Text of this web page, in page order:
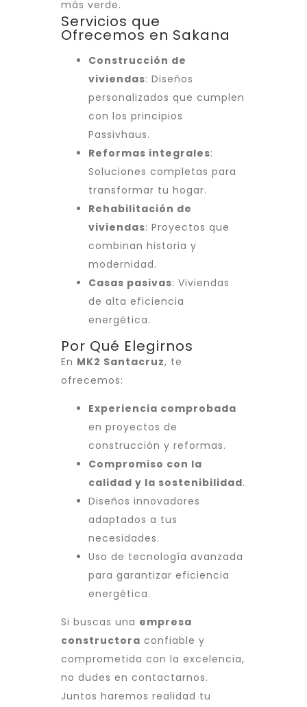
más verde.
Servicios que
Ofrecemos en Sakana
Construcción de
viviendas: Diseños
personalizados que cumplen
con los principios
Passivhaus.
Reformas integrales:
Soluciones completas para
transformar tu hogar.
Rehabilitación de
viviendas: Proyectos que
combinan historia y
modernidad.
Casas pasivas: Viviendas
de alta eficiencia
energética.
Por Qué Elegirnos
En MK2 Santacruz, te
ofrecemos:
Experiencia comprobada
en proyectos de
construcción y reformas.
Compromiso con la
calidad y la sostenibilidad.
Diseños innovadores
adaptados a tus
necesidades.
Uso de tecnología avanzada
para garantizar eficiencia
energética.
Si buscas una empresa
constructora confiable y
comprometida con la excelencia,
no dudes en contactarnos.
Juntos haremos realidad tu